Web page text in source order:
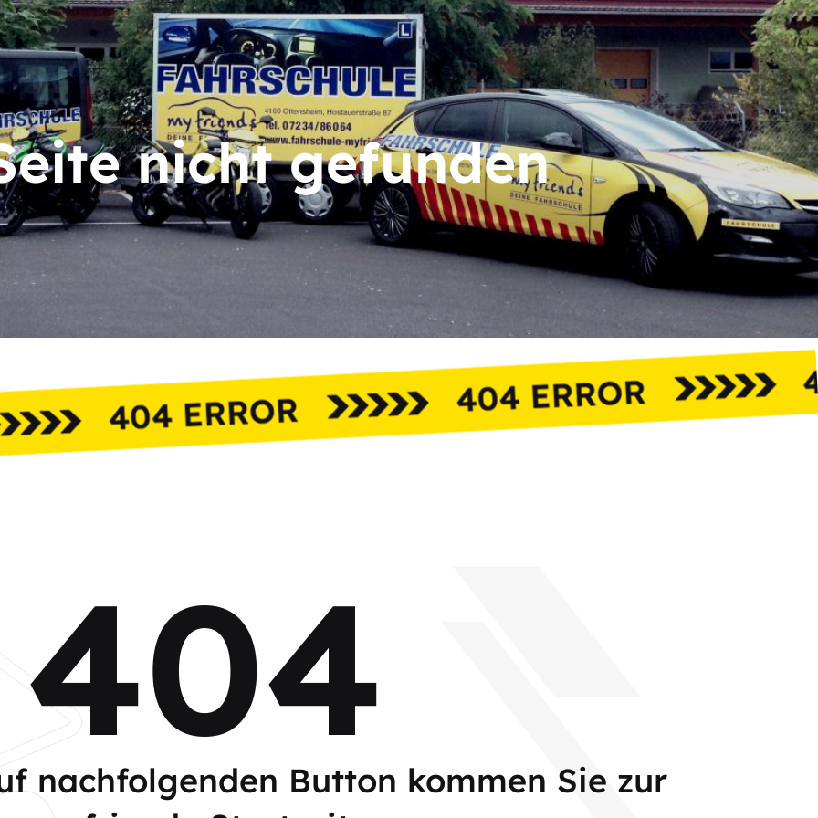
nicht gefunden
404
nachfolgenden Button kommen Sie zur